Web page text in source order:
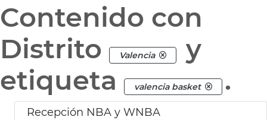
Contenido con
Distrito
Valencia
y
etiqueta
valencia basket .
Recepción NBA y WNBA